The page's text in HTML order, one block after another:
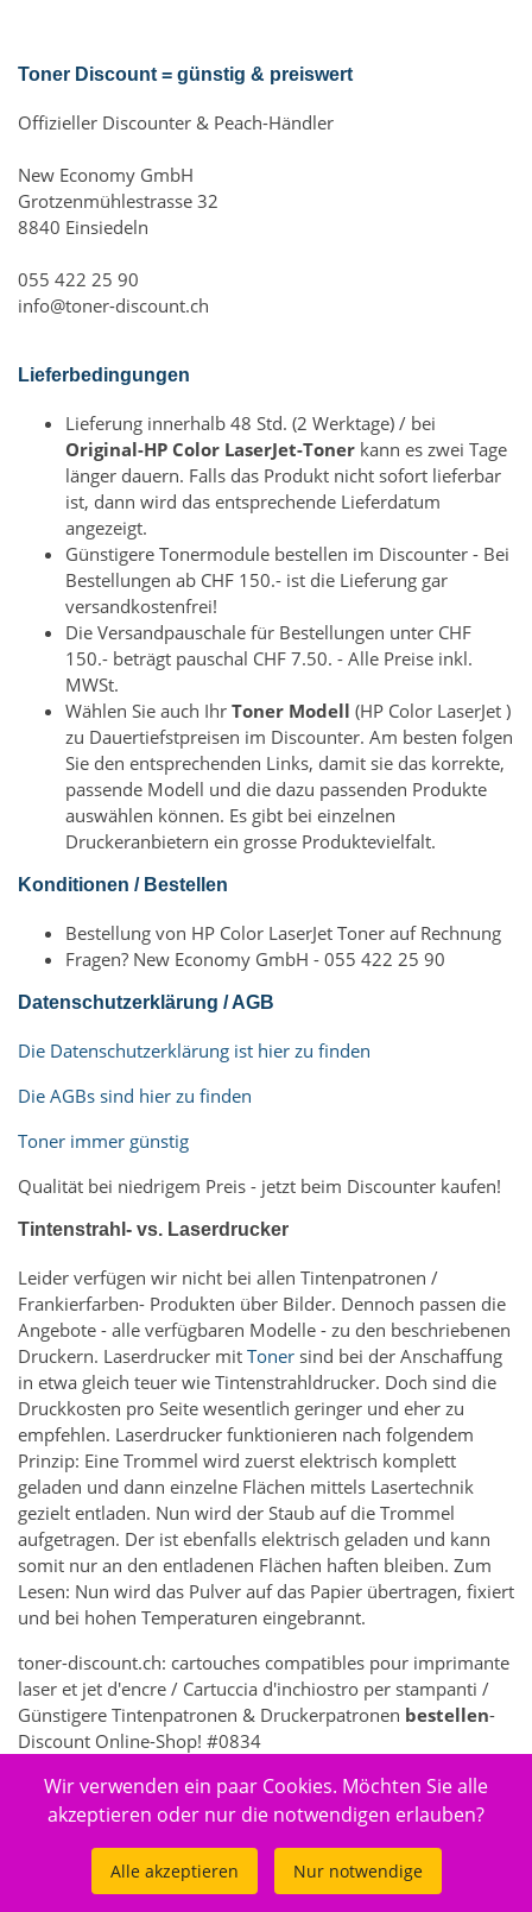
Toner Discount = günstig & preiswert
Offizieller Discounter & Peach-Händler
New Economy GmbH
Grotzenmühlestrasse 32
8840 Einsiedeln
055 422 25 90
info@toner-discount.ch
Lieferbedingungen
Lieferung innerhalb 48 Std. (2 Werktage) / bei
Original-HP Color LaserJet-Toner kann es zwei Tage
länger dauern. Falls das Produkt nicht sofort lieferbar
ist, dann wird das entsprechende Lieferdatum
angezeigt.
Günstigere Tonermodule bestellen im Discounter - Bei
Bestellungen ab CHF 150.- ist die Lieferung gar
versandkostenfrei!
Die Versandpauschale für Bestellungen unter CHF
150.- beträgt pauschal CHF 7.50. - Alle Preise inkl.
MWSt.
Wählen Sie auch Ihr Toner Modell (HP Color LaserJet )
zu Dauertiefstpreisen im Discounter. Am besten folgen
Sie den entsprechenden Links, damit sie das korrekte,
passende Modell und die dazu passenden Produkte
auswählen können. Es gibt bei einzelnen
Druckeranbietern ein grosse Produktevielfalt.
Konditionen / Bestellen
Bestellung von HP Color LaserJet Toner auf Rechnung
Fragen? New Economy GmbH - 055 422 25 90
Datenschutzerklärung / AGB
Die Datenschutzerklärung ist hier zu finden
Die AGBs sind hier zu finden
Toner immer günstig
Qualität bei niedrigem Preis - jetzt beim Discounter kaufen!
Tintenstrahl- vs. Laserdrucker
Leider verfügen wir nicht bei allen Tintenpatronen /
Frankierfarben- Produkten über Bilder. Dennoch passen die
Angebote - alle verfügbaren Modelle - zu den beschriebenen
Druckern. Laserdrucker mit Toner sind bei der Anschaffung
in etwa gleich teuer wie Tintenstrahldrucker. Doch sind die
Druckkosten pro Seite wesentlich geringer und eher zu
empfehlen. Laserdrucker funktionieren nach folgendem
Prinzip: Eine Trommel wird zuerst elektrisch komplett
geladen und dann einzelne Flächen mittels Lasertechnik
gezielt entladen. Nun wird der Staub auf die Trommel
aufgetragen. Der ist ebenfalls elektrisch geladen und kann
somit nur an den entladenen Flächen haften bleiben. Zum
Lesen: Nun wird das Pulver auf das Papier übertragen, fixiert
und bei hohen Temperaturen eingebrannt.
toner-discount.ch: cartouches compatibles pour imprimante
laser et jet d'encre / Cartuccia d'inchiostro per stampanti /
Günstigere Tintenpatronen & Druckerpatronen bestellen-
Discount Online-Shop! #0834
7362 - Elektronik > Drucken, Kopieren, Scannen & Faxen >
Zubehör Drucker, Kopierer & Faxgeräte > Drucker-
Wir verwenden ein paar Cookies. Möchten Sie alle
akzeptieren oder nur die notwendigen erlauben?
Alle akzeptieren Nur notwendige